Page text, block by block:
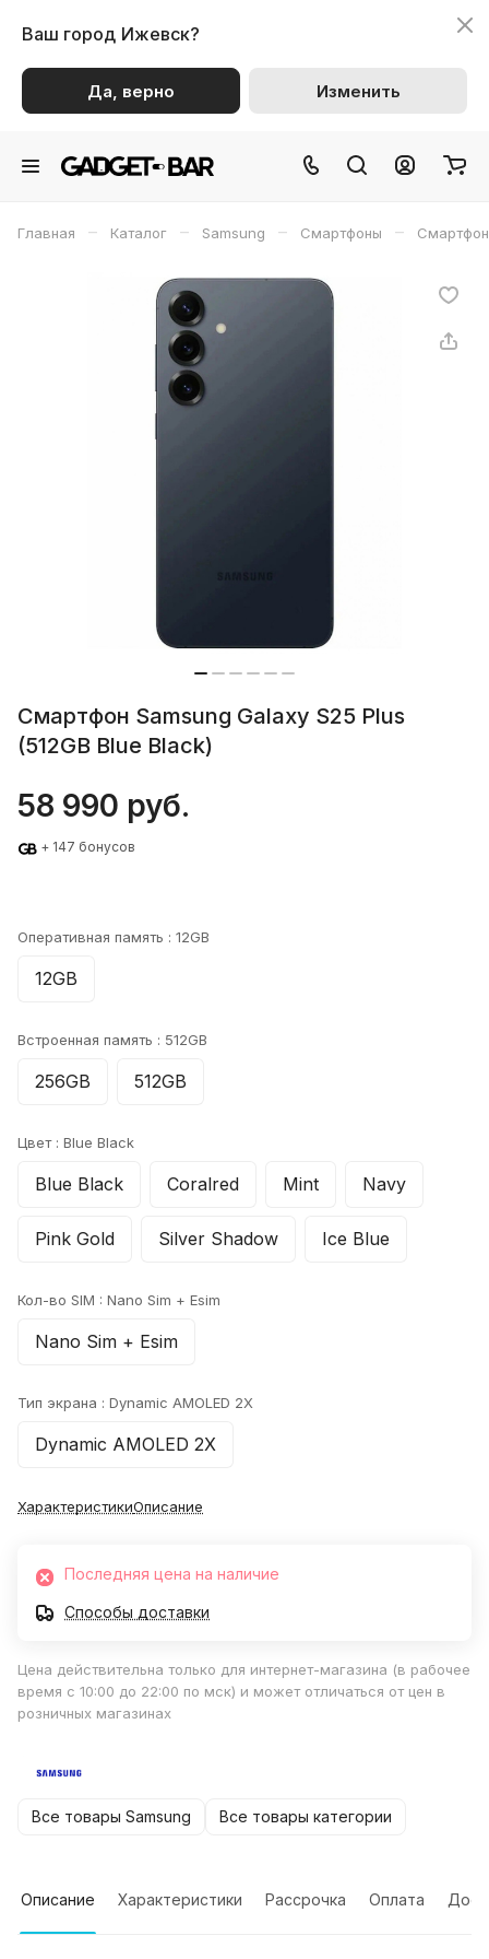
Ваш город Ижевск?
Да, верно Изменить
Главная – Каталог – Samsung – Смартфоны –
Смартфон Samsung Galaxy S25 Plus
(512GB Blue Black)
58 990 руб.
+ 147 бонусов
Оперативная память : 12GB
12GB
Встроенная память : 512GB
256GB 512GB
Цвет : Blue Black
Blue Black Coralred Mint Navy
Pink Gold Silver Shadow Ice Blue
Кол-во SIM : Nano Sim + Esim
Nano Sim + Esim
Тип экрана : Dynamic AMOLED 2X
Dynamic AMOLED 2X
ХарактеристикиОписание
Последняя цена на наличие
Способы доставки
Цена действительна только для интернет-магазина (в рабочее
время с 10:00 до 22:00 по мск) и может отличаться от цен в
розничных магазинах
Все товары Samsung Все товары категории
Описание Характеристики Рассрочка Оплата